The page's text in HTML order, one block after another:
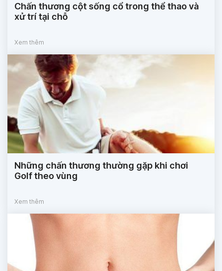
Chấn thương cột sống cổ trong thể thao và
xử trí tại chỗ
Xem thêm
Những chấn thương thường gặp khi chơi
Golf theo vùng
Xem thêm